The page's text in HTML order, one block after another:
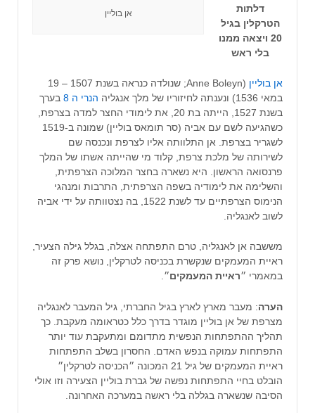
אן בוליין
דלתות
הטרקלין בגיל
20 ויצאה ממנו
בלי ראש
אן בוליין
(Anne Boleyn; ‏שנולדה כנראה בשנת 1507 – 19
במאי 1536) ונענתה לחיזוריו של מלך אנגליה
הנרי ה 8
בערך
בשנת 1527, הייתה בת 20, את לימודי החצר למדה בצרפת,
כשהגיעה לשם עם אביה (סר תומאס בוליין) שמונה ב-1519
לשגריר בצרפת. אן התלוותה אליו לצרפת ונכנסה שם
לשירותה של מלכת צרפת, קלוד מי שהייתה אשתו של המלך
פרנסואה הראשון. היא נשארה בחצר המלוכה הצרפתית,
והשלימה את לימודיה בשפה הצרפתית, התרבות ומנהגי
הנימוס הצרפתיים עד לשנת 1522, בה נצטוותה על ידי אביה
לשוב לאנגליה.
מששבה אן לאנגליה, טרם התפתחה אצלה, בגלל גילה הצעיר,
ראיית המעמקים שנקשרת בכניסה לטרקלין, נושא פרק זה
במאמרי ״ראיית המעמקים״.
הערה: מעבר מארץ לארץ בגיל החברתי, גיל המעבר לאנגליה
מצרפת של אן בוליין מוגדר בדרך כלל כטראומה מעקבת. כך
תהליך ההתפתחות הנפשית מתדומם ומתעקבת עוד יותר
התפתחות עמוקה בנפש האדם. החסרון בשלב התפתחות
ראיית המעמקים של גיל 21 המכונה ״הכניסה לטרקלין״
הובלט בחיי התפתחות נפשה של גברת בוליין הצעירה וזו אולי
הסיבה שנשארה בגללה בלי ראשה במערכה האחרונה.